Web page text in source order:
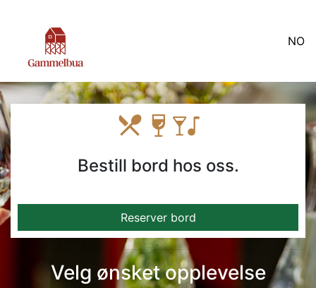
NO
Bestill bord hos oss.
Reserver bord
Velg ønsket opplevelse